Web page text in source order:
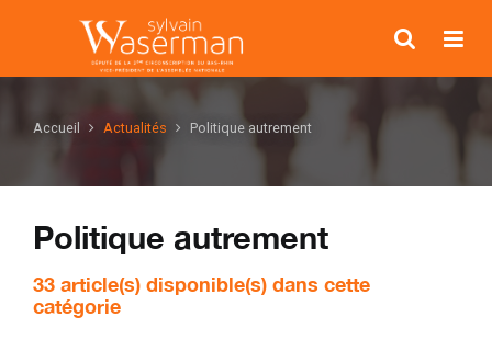
Accueil Actualités Politique autrement
Politique autrement
33 article(s) disponible(s) dans cette
catégorie